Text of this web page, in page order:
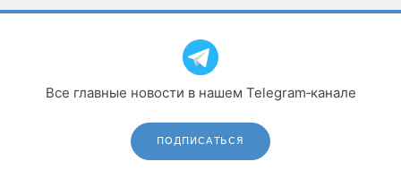
Все главные новости в нашем Telegram‑канале
ПОДПИСАТЬСЯ